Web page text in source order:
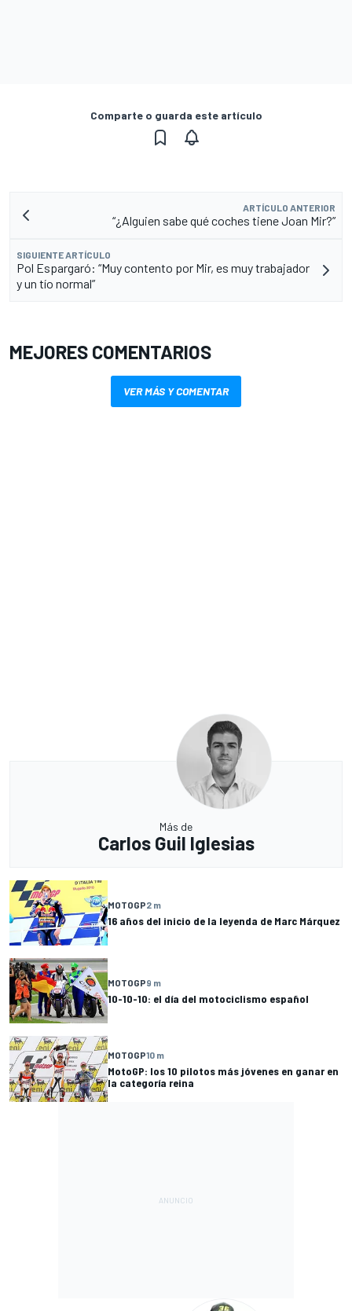
Comparte o guarda este artículo
ARTÍCULO ANTERIOR
“¿Alguien sabe qué coches tiene Joan Mir?”
SIGUIENTE ARTÍCULO
Pol Espargaró: “Muy contento por Mir, es muy trabajador
y un tío normal”
MEJORES COMENTARIOS
VER MÁS Y COMENTAR
Más de
Carlos Guil Iglesias
MOTOGP2 m
16 años del inicio de la leyenda de Marc Márquez
MOTOGP9 m
10-10-10: el día del motociclismo español
MOTOGP10 m
MotoGP: los 10 pilotos más jóvenes en ganar en
la categoría reina